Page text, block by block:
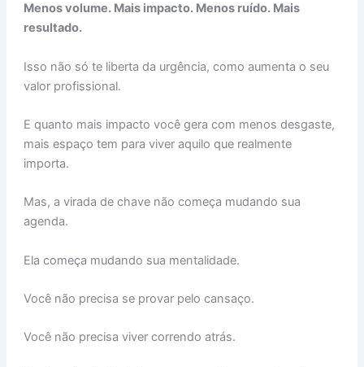
Menos volume. Mais impacto. Menos ruído. Mais
resultado.
Isso não só te liberta da urgência, como aumenta o seu
valor profissional.
E quanto mais impacto você gera com menos desgaste,
mais espaço tem para viver aquilo que realmente
importa.
Mas, a virada de chave não começa mudando sua
agenda.
Ela começa mudando sua mentalidade.
Você não precisa se provar pelo cansaço.
Você não precisa viver correndo atrás.